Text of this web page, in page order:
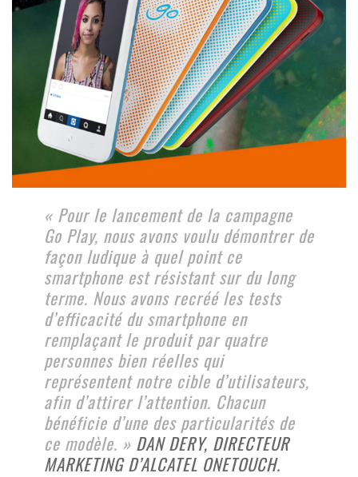
« Pour le lancement de la campagne
Go Play, nous avons voulu démontrer de
façon ludique à quel point ce
smartphone est résistant sur du long
terme. Nous avons recréé les tests
d’efficacité du smartphone en
remplaçant le produit par quatre
personnes bien réelles qui
représentent notre cible d’utilisateurs,
afin d’attirer l’attention. Chacun
bénéficie d’une des particularités de
ce modèle. » DAN DERY, DIRECTEUR
MARKETING D’ALCATEL ONETOUCH.